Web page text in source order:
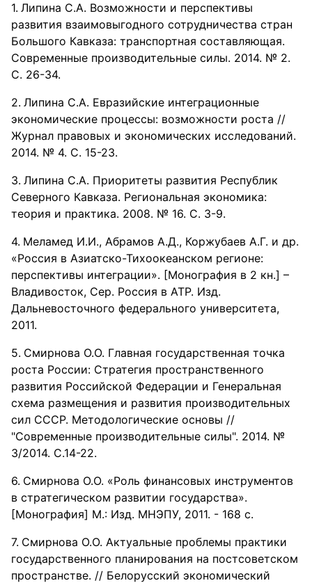
дальнейшую перспективу; Стратегия развития Арктической
зоны Российской Федерации и обеспечения национальной
безопасности на период до 2020 года; Государственная
программа Российской Федерации. Однако, данный состав
документов не в полной мере соответствует требованиям
федерального закона «О стратегическом планировании в
Российской Федерации».
Липина С.А. Возможности и перспективы
развития взаимовыгодного сотрудничества стран
Большого Кавказа: транспортная составляющая.
Современные производительные силы. 2014. № 2.
С. 26-34.
Липина С.А. Евразийские интеграционные
экономические процессы: возможности роста //
Журнал правовых и экономических исследований.
2014. № 4. С. 15-23.
Липина С.А. Приоритеты развития Республик
Северного Кавказа. Региональная экономика:
теория и практика. 2008. № 16. С. 3-9.
Меламед И.И., Абрамов А.Д., Коржубаев А.Г. и др.
«Россия в Азиатско-Тихоокеанском регионе:
перспективы интеграции». [Монография в 2 кн.] –
Владивосток, Сер. Россия в АТР. Изд.
Дальневосточного федерального университета,
2011.
Смирнова О.О. Главная государственная точка
роста России: Стратегия пространственного
развития Российской Федерации и Генеральная
схема размещения и развития производительных
сил СССР. Методологические основы //
"Современные производительные силы". 2014. №
3/2014. С.14-22.
Смирнова О.О. «Роль финансовых инструментов
в стратегическом развитии государства».
[Монография] М.: Изд. МНЭПУ, 2011. - 168 с.
Смирнова О.О. Актуальные проблемы практики
государственного планирования на постсоветском
пространстве. // Белорусский экономический